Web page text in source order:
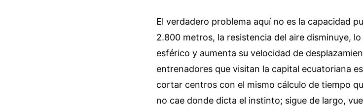
El verdadero problema aquí no es la capacidad
2.800 metros, la resistencia del aire disminuye,
esférico y aumenta su velocidad de
entrenadores que visitan la capital ecuatoriana
cortar centros con el mismo cálculo de tiempo
no cae donde dicta el instinto; sigue de largo,